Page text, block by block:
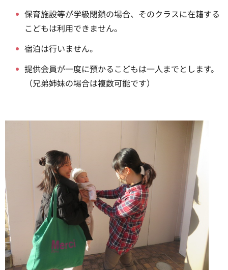
保育施設等が学級閉鎖の場合、そのクラスに在籍する
こどもは利用できません。
宿泊は行いません。
提供会員が一度に預かるこどもは一人までとします。
（兄弟姉妹の場合は複数可能です）